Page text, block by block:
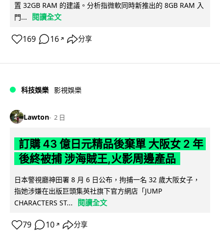
置 32GB RAM 的建議。分析指微軟同時新推出的 8GB RAM 入
門...
閱讀全文
169 16 ↗ 分享
科技娛樂 影視娛樂
Lawton 2 日
訂購 43 億日元精品後棄單 大阪女 2 年
後終被捕 涉海賊王,火影周邊產品
日本警視廳神田署 8 月 6 日公布，拘捕一名 32 歲大阪女子，
指她涉嫌在出版巨頭集英社旗下官方網店「JUMP
CHARACTERS ST...
閱讀全文
79 10 ↗ 分享